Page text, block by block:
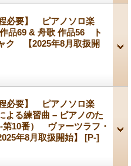
程必要】 ピアノソロ楽
品69 & 舟歌 作品56 ト
ク 【2025年8月取扱開
程必要】 ピアノソロ楽
る練習曲 – ピアノのた
第10番） ヴァーツラフ・
年8月取扱開始】 [P-]